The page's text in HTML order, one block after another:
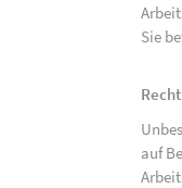
Sie
auf